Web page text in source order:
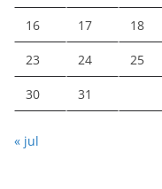
16 17 18
23 24 25
30 31
« jul